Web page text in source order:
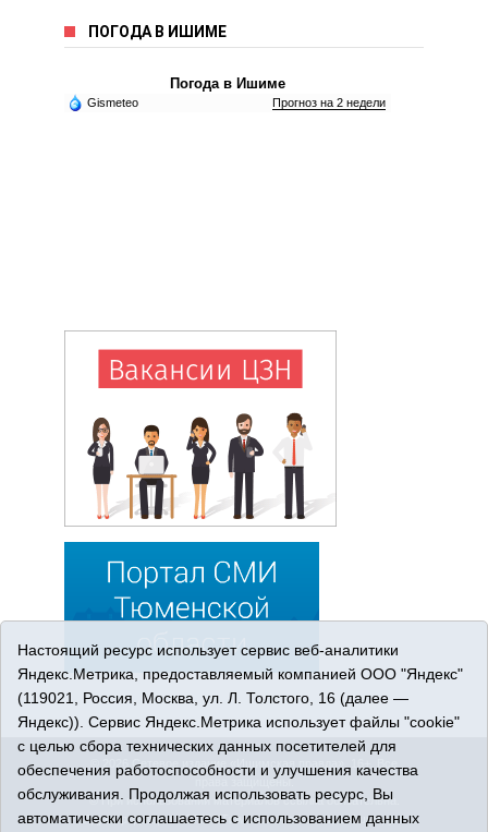
ПОГОДА В ИШИМЕ
Погода в Ишиме
Gismeteo Прогноз на 2 недели
© 2026 Сетевое издание «Ишимская правда». 16+. Все
права защищены.
© При использовании материалов ссылка обязательна.
Адрес редакции: 627750 Тюменская область, г. Ишим, ул.
Настоящий ресурс использует сервис веб-аналитики
Яндекс.Метрика, предоставляемый компанией ООО "Яндекс"
(119021, Россия, Москва, ул. Л. Толстого, 16 (далее —
Яндекс)). Сервис Яндекс.Метрика использует файлы "cookie"
с целью сбора технических данных посетителей для
обеспечения работоспособности и улучшения качества
обслуживания. Продолжая использовать ресурс, Вы
автоматически соглашаетесь с использованием данных